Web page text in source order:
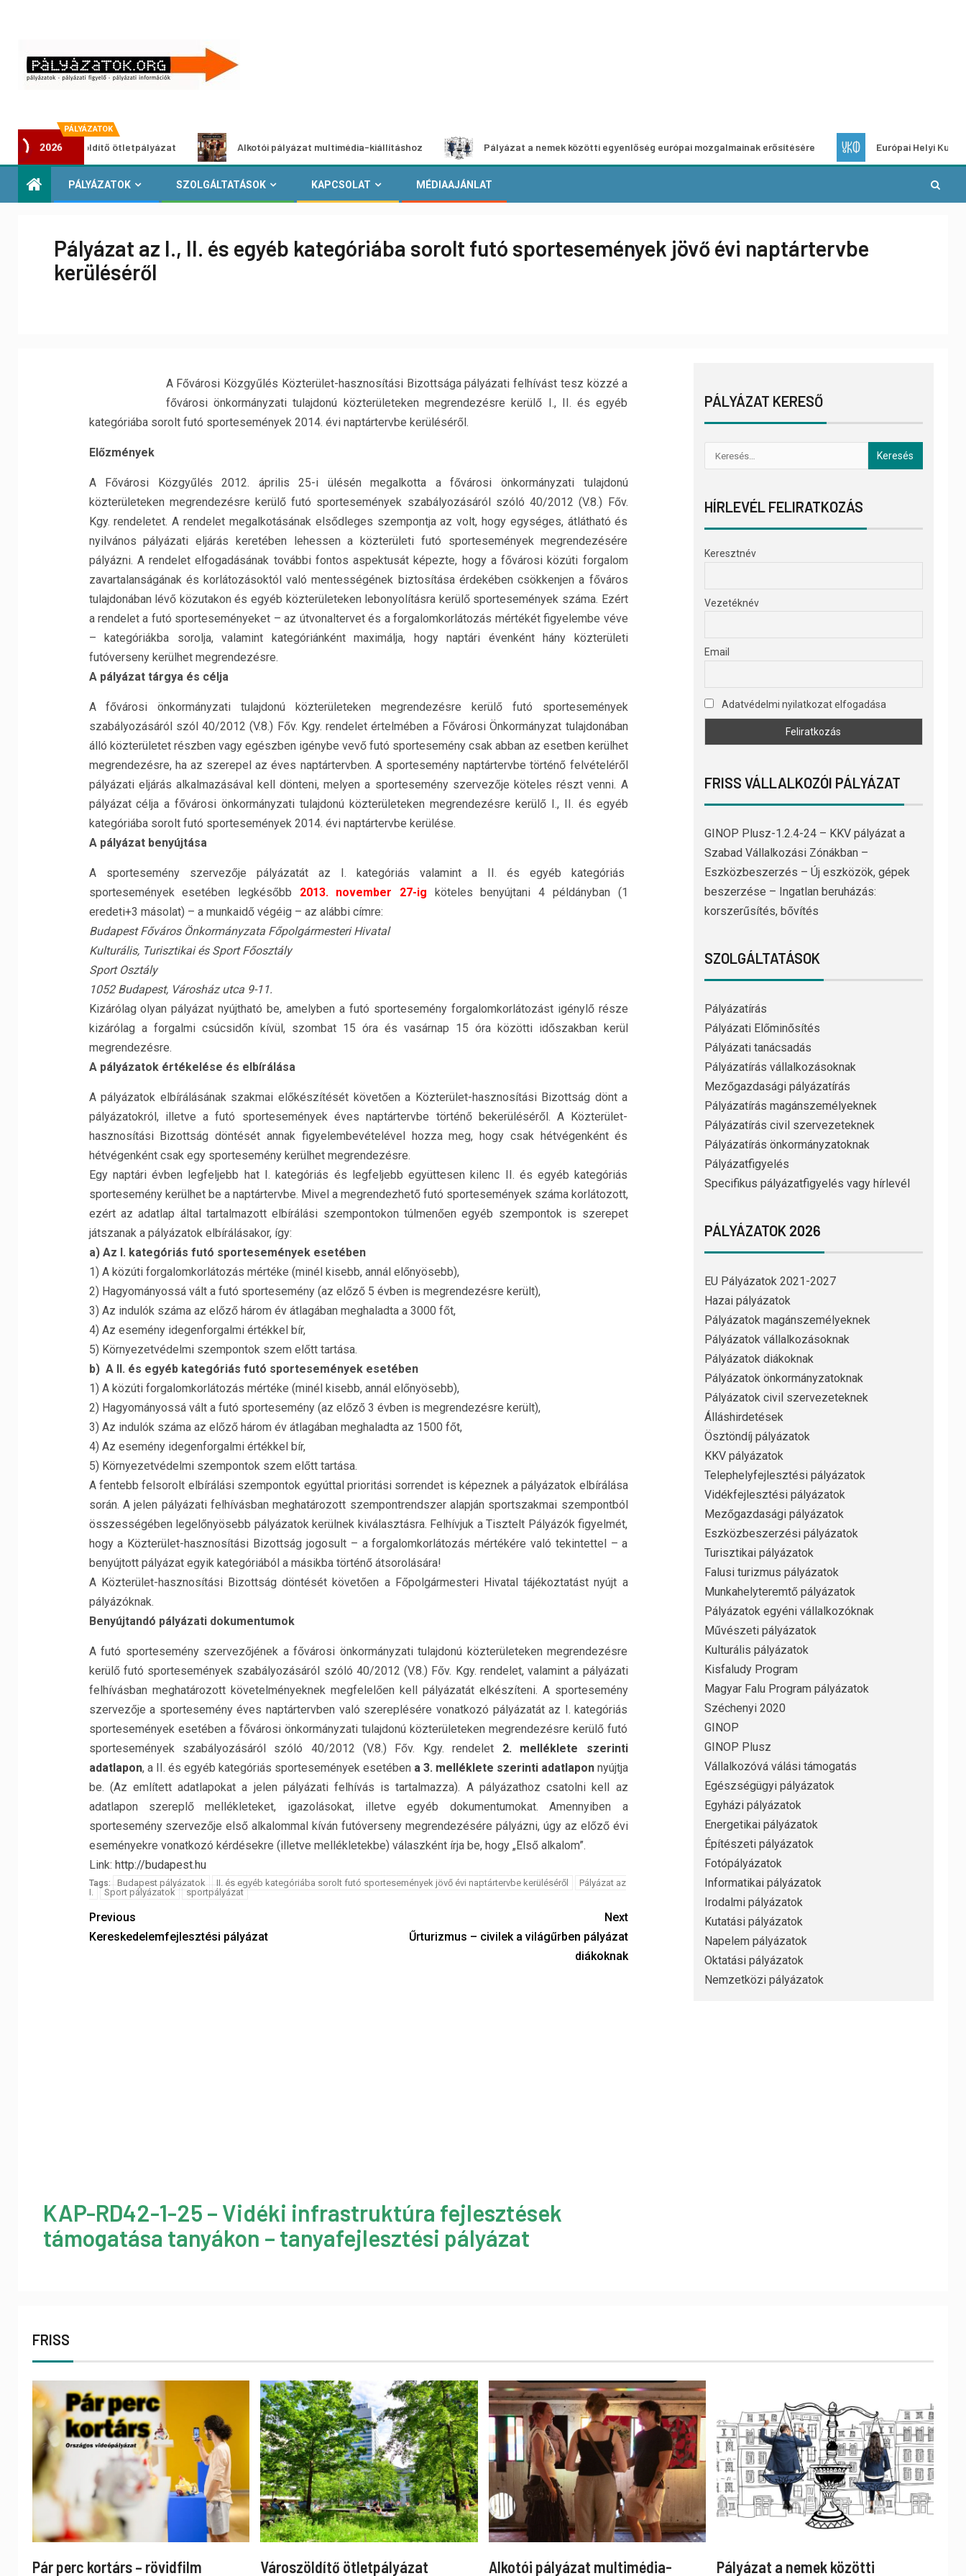
PÁLYÁZATOK
2026
Városzöldítő ötletpályázat Alkotói pályázat multimédia-kiállításhoz Pályázat a nemek közötti egyenlőség európai mozgalmainak erősítésére Európai Helyi Kultúra –
PÁLYÁZATOK SZOLGÁLTATÁSOK KAPCSOLAT MÉDIAAJÁNLAT
Pályázat az I., II. és egyéb kategóriába sorolt futó sportesemények jövő évi naptártervbe
kerüléséről
A Fővárosi Közgyűlés Közterület-hasznosítási Bizottsága pályázati felhívást tesz közzé a
fővárosi önkormányzati tulajdonú közterületeken megrendezésre kerülő I., II. és egyéb
kategóriába sorolt futó sportesemények 2014. évi naptártervbe kerüléséről.
Előzmények
A Fővárosi Közgyűlés 2012. április 25-i ülésén megalkotta a fővárosi önkormányzati tulajdonú
közterületeken megrendezésre kerülő futó sportesemények szabályozásáról szóló 40/2012 (V.8.) Főv.
Kgy. rendeletet. A rendelet megalkotásának elsődleges szempontja az volt, hogy egységes, átlátható és
nyilvános pályázati eljárás keretében lehessen a közterületi futó sportesemények megrendezésére
pályázni. A rendelet elfogadásának további fontos aspektusát képezte, hogy a fővárosi közúti forgalom
zavartalanságának és korlátozásoktól való mentességének biztosítása érdekében csökkenjen a főváros
tulajdonában lévő közutakon és egyéb közterületeken lebonyolításra kerülő sportesemények száma. Ezért
a rendelet a futó sporteseményeket – az útvonaltervet és a forgalomkorlátozás mértékét figyelembe véve
– kategóriákba sorolja, valamint kategóriánként maximálja, hogy naptári évenként hány közterületi
futóverseny kerülhet megrendezésre.
A pályázat tárgya és célja
A fővárosi önkormányzati tulajdonú közterületeken megrendezésre kerülő futó sportesemények
szabályozásáról szól 40/2012 (V.8.) Főv. Kgy. rendelet értelmében a Fővárosi Önkormányzat tulajdonában
álló közterületet részben vagy egészben igénybe vevő futó sportesemény csak abban az esetben kerülhet
megrendezésre, ha az szerepel az éves naptártervben. A sportesemény naptártervbe történő felvételéről
pályázati eljárás alkalmazásával kell dönteni, melyen a sportesemény szervezője köteles részt venni. A
pályázat célja a fővárosi önkormányzati tulajdonú közterületeken megrendezésre kerülő I., II. és egyéb
kategóriába sorolt futó sportesemények 2014. évi naptártervbe kerülése.
A pályázat benyújtása
A sportesemény szervezője pályázatát az I. kategóriás valamint a II. és egyéb kategóriás
sportesemények esetében legkésőbb 2013. november 27-ig köteles benyújtani 4 példányban (1
eredeti+3 másolat) – a munkaidő végéig – az alábbi címre:
Budapest Főváros Önkormányzata Főpolgármesteri Hivatal
Kulturális, Turisztikai és Sport Főosztály
Sport Osztály
1052 Budapest, Városház utca 9-11.
Kizárólag olyan pályázat nyújtható be, amelyben a futó sportesemény forgalomkorlátozást igénylő része
kizárólag a forgalmi csúcsidőn kívül, szombat 15 óra és vasárnap 15 óra közötti időszakban kerül
megrendezésre.
A pályázatok értékelése és elbírálása
A pályázatok elbírálásának szakmai előkészítését követően a Közterület-hasznosítási Bizottság dönt a
pályázatokról, illetve a futó sportesemények éves naptártervbe történő bekerüléséről. A Közterület-
hasznosítási Bizottság döntését annak figyelembevételével hozza meg, hogy csak hétvégenként és
hétvégenként csak egy sportesemény kerülhet megrendezésre.
Egy naptári évben legfeljebb hat I. kategóriás és legfeljebb együttesen kilenc II. és egyéb kategóriás
sportesemény kerülhet be a naptártervbe. Mivel a megrendezhető futó sportesemények száma korlátozott,
ezért az adatlap által tartalmazott elbírálási szempontokon túlmenően egyéb szempontok is szerepet
játszanak a pályázatok elbírálásakor, így:
a) Az I. kategóriás futó sportesemények esetében
1) A közúti forgalomkorlátozás mértéke (minél kisebb, annál előnyösebb),
2) Hagyományossá vált a futó sportesemény (az előző 5 évben is megrendezésre került),
3) Az indulók száma az előző három év átlagában meghaladta a 3000 főt,
4) Az esemény idegenforgalmi értékkel bír,
5) Környezetvédelmi szempontok szem előtt tartása.
b) A II. és egyéb kategóriás futó sportesemények esetében
1) A közúti forgalomkorlátozás mértéke (minél kisebb, annál előnyösebb),
2) Hagyományossá vált a futó sportesemény (az előző 3 évben is megrendezésre került),
3) Az indulók száma az előző három év átlagában meghaladta az 1500 főt,
4) Az esemény idegenforgalmi értékkel bír,
5) Környezetvédelmi szempontok szem előtt tartása.
A fentebb felsorolt elbírálási szempontok egyúttal prioritási sorrendet is képeznek a pályázatok elbírálása
során. A jelen pályázati felhívásban meghatározott szempontrendszer alapján sportszakmai szempontból
összességében legelőnyösebb pályázatok kerülnek kiválasztásra. Felhívjuk a Tisztelt Pályázók figyelmét,
hogy a Közterület-hasznosítási Bizottság jogosult – a forgalomkorlátozás mértékére való tekintettel – a
benyújtott pályázat egyik kategóriából a másikba történő átsorolására!
A Közterület-hasznosítási Bizottság döntését követően a Főpolgármesteri Hivatal tájékoztatást nyújt a
pályázóknak.
Benyújtandó pályázati dokumentumok
A futó sportesemény szervezőjének a fővárosi önkormányzati tulajdonú közterületeken megrendezésre
kerülő futó sportesemények szabályozásáról szóló 40/2012 (V.8.) Főv. Kgy. rendelet, valamint a pályázati
felhívásban meghatározott követelményeknek megfelelően kell pályázatát elkészíteni. A sportesemény
szervezője a sportesemény éves naptártervben való szereplésére vonatkozó pályázatát az I. kategóriás
sportesemények esetében a fővárosi önkormányzati tulajdonú közterületeken megrendezésre kerülő futó
sportesemények szabályozásáról szóló 40/2012 (V.8.) Főv. Kgy. rendelet
2. melléklete szerinti
adatlapon, a II. és egyéb kategóriás sportesemények esetében a 3. melléklete szerinti adatlapon nyújtja
be. (Az említett adatlapokat a jelen pályázati felhívás is tartalmazza). A pályázathoz csatolni kell az
adatlapon szereplő mellékleteket, igazolásokat, illetve egyéb dokumentumokat. Amennyiben a
sportesemény szervezője első alkalommal kíván futóverseny megrendezésére pályázni, úgy az előző évi
eseményekre vonatkozó kérdésekre (illetve mellékletekbe) válaszként írja be, hogy „Első alkalom”.
Link: http://budapest.hu
Tags: Budapest pályázatok II. és egyéb kategóriába sorolt futó sportesemények jövő évi naptártervbe kerüléséről
Pályázat az
I.
Sport pályázatok sportpályázat
Previous
Kereskedelemfejlesztési pályázat
Next
Űrturizmus – civilek a világűrben pályázat
diákoknak
KAP-RD42-1-25 – Vidéki infrastruktúra fejlesztések
támogatása tanyákon – tanyafejlesztési pályázat
PÁLYÁZAT KERESŐ
HÍRLEVÉL FELIRATKOZÁS
Keresztnév
Vezetéknév
Email
Adatvédelmi nyilatkozat elfogadása
FRISS VÁLLALKOZÓI PÁLYÁZAT
GINOP Plusz-1.2.4-24 – KKV pályázat a
Szabad Vállalkozási Zónákban –
Eszközbeszerzés – Új eszközök, gépek
beszerzése – Ingatlan beruházás:
korszerűsítés, bővítés
SZOLGÁLTATÁSOK
Pályázatírás
Pályázati Előminősítés
Pályázati tanácsadás
Pályázatírás vállalkozásoknak
Mezőgazdasági pályázatírás
Pályázatírás magánszemélyeknek
Pályázatírás civil szervezeteknek
Pályázatírás önkormányzatoknak
Pályázatfigyelés
Specifikus pályázatfigyelés vagy hírlevél
PÁLYÁZATOK 2026
EU Pályázatok 2021-2027
Hazai pályázatok
Pályázatok magánszemélyeknek
Pályázatok vállalkozásoknak
Pályázatok diákoknak
Pályázatok önkormányzatoknak
Pályázatok civil szervezeteknek
Álláshirdetések
Ösztöndíj pályázatok
KKV pályázatok
Telephelyfejlesztési pályázatok
Vidékfejlesztési pályázatok
Mezőgazdasági pályázatok
Eszközbeszerzési pályázatok
Turisztikai pályázatok
Falusi turizmus pályázatok
Munkahelyteremtő pályázatok
Pályázatok egyéni vállalkozóknak
Művészeti pályázatok
Kulturális pályázatok
Kisfaludy Program
Magyar Falu Program pályázatok
Széchenyi 2020
GINOP
GINOP Plusz
Vállalkozóvá válási támogatás
Egészségügyi pályázatok
Egyházi pályázatok
Energetikai pályázatok
Építészeti pályázatok
Fotópályázatok
Informatikai pályázatok
Irodalmi pályázatok
Kutatási pályázatok
Napelem pályázatok
Oktatási pályázatok
Nemzetközi pályázatok
FRISS
Pár perc kortárs – rövidfilm Városzöldítő ötletpályázat Alkotói pályázat multimédia- Pályázat a nemek közötti